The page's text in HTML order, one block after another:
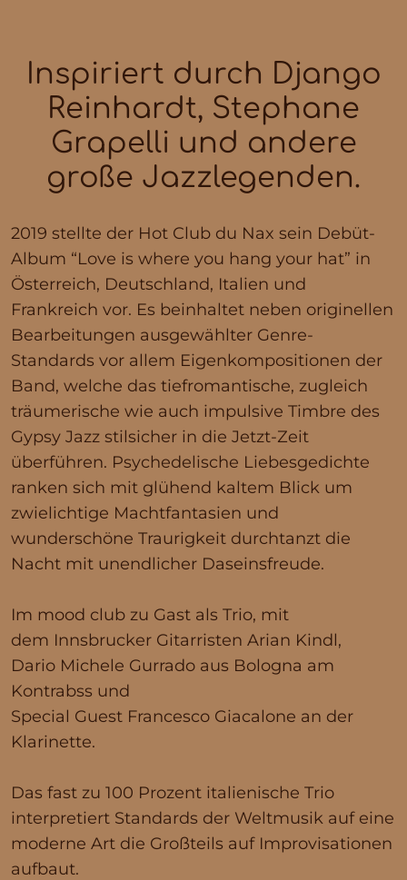
Inspiriert durch Django
Reinhardt, Stephane
Grapelli und andere
große Jazzlegenden.
2019 stellte der Hot Club du Nax sein Debüt-
Album “Love is where you hang your hat” in
Österreich, Deutschland, Italien und
Frankreich vor. Es beinhaltet neben originellen
Bearbeitungen ausgewählter Genre-
Standards vor allem Eigenkompositionen der
Band, welche das tiefromantische, zugleich
träumerische wie auch impulsive Timbre des
Gypsy Jazz stilsicher in die Jetzt-Zeit
überführen. Psychedelische Liebesgedichte
ranken sich mit glühend kaltem Blick um
zwielichtige Machtfantasien und
wunderschöne Traurigkeit durchtanzt die
Nacht mit unendlicher Daseinsfreude.
Im mood club zu Gast als Trio, mit
dem Innsbrucker Gitarristen Arian Kindl,
Dario Michele Gurrado aus Bologna am
Kontrabss und
Special Guest Francesco Giacalone an der
Klarinette.
Das fast zu 100 Prozent italienische Trio
interpretiert Standards der Weltmusik auf eine
moderne Art die Großteils auf Improvisationen
aufbaut.